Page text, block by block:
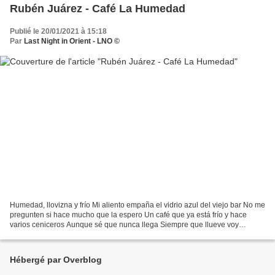
Rubén Juárez - Café La Humedad
Publié le 20/01/2021 à 15:18
Par Last Night in Orient - LNO ©
Humedad, llovizna y frío Mi aliento empaña el vidrio azul del viejo bar No me
pregunten si hace mucho que la espero Un café que ya está frío y hace
varios ceniceros Aunque sé que nunca llega Siempre que llueve voy
Hébergé par Overblog